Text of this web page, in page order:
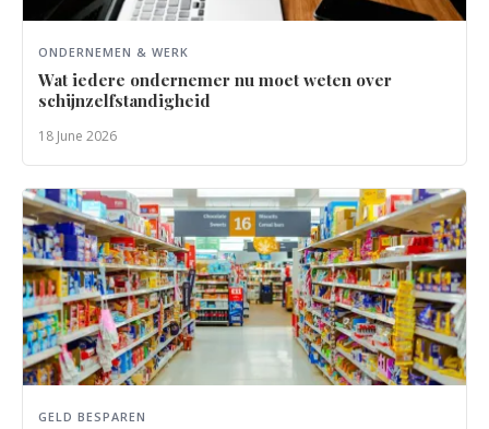
ONDERNEMEN & WERK
Wat iedere ondernemer nu moet weten over
schijnzelfstandigheid
18 June 2026
GELD BESPAREN